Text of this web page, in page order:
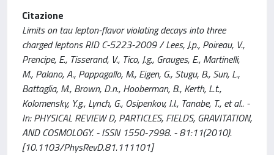
Citazione
Limits on tau lepton-flavor violating decays into three
charged leptons RID C-5223-2009 / Lees, J.p., Poireau, V.,
Prencipe, E., Tisserand, V., Tico, J.g., Grauges, E., Martinelli,
M., Palano, A., Pappagallo, M., Eigen, G., Stugu, B., Sun, L.,
Battaglia, M., Brown, D.n., Hooberman, B., Kerth, L.t.,
Kolomensky, Y.g., Lynch, G., Osipenkov, I.l., Tanabe, T., et al.. -
In: PHYSICAL REVIEW D, PARTICLES, FIELDS, GRAVITATION,
AND COSMOLOGY. - ISSN 1550-7998. - 81:11(2010).
[10.1103/PhysRevD.81.111101]